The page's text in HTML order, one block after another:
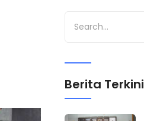
Berita Terkini